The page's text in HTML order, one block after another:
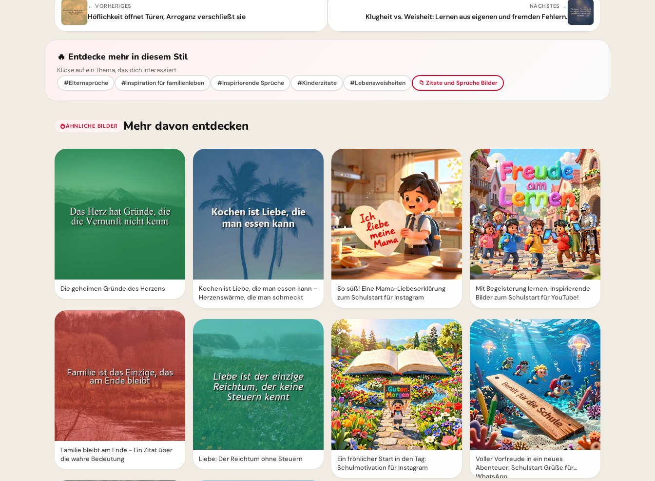
← VORHERIGES
Höflichkeit öffnet Türen, Arroganz verschließt sie
NÄCHSTES →
Klugheit vs. Weisheit: Lernen aus eigenen und fremden Fehlern.
🔥 Entdecke mehr in diesem Stil
Klicke auf ein Thema, das dich interessiert
#Elternsprüche #inspiration für familienleben #Inspirierende Sprüche #Kinderzitate #Lebensweisheiten 📁 Zitate und Sprüche Bilder
ÄHNLICHE BILDER Mehr davon entdecken
Die geheimen Gründe des Herzens
Familie bleibt am Ende - Ein Zitat über
die wahre Bedeutung
Kochen ist Liebe, die man essen kann –
Herzenswärme, die man schmeckt
Liebe: Der Reichtum ohne Steuern
So süß! Eine Mama-Liebeserklärung
zum Schulstart für Instagram
Ein fröhlicher Start in den Tag:
Schulmotivation für Instagram
Mit Begeisterung lernen: Inspirierende
Bilder zum Schulstart für YouTube!
Voller Vorfreude in ein neues
Abenteuer: Schulstart Grüße für
WhatsApp